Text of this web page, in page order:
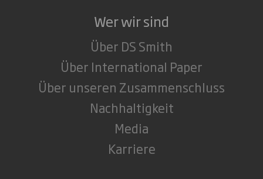
Wer wir sind
Über DS Smith
Über International Paper
Über unseren Zusammenschluss
Nachhaltigkeit
Media
Karriere